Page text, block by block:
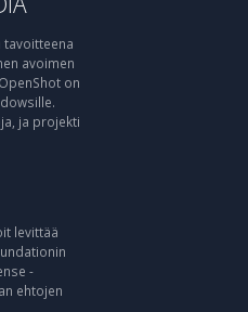
tavoitteena
avoimen
on
ja projekti
levittää
-
ehtojen